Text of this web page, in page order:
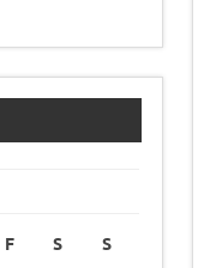
F S S